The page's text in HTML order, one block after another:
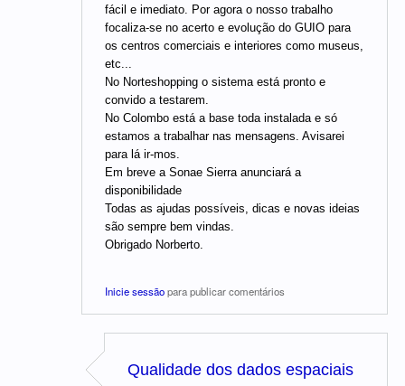
fácil e imediato. Por agora o nosso trabalho
focaliza-se no acerto e evolução do GUIO para
os centros comerciais e interiores como museus,
etc...
No Norteshopping o sistema está pronto e
convido a testarem.
No Colombo está a base toda instalada e só
estamos a trabalhar nas mensagens. Avisarei
para lá ir-mos.
Em breve a Sonae Sierra anunciará a
disponibilidade
Todas as ajudas possíveis, dicas e novas ideias
são sempre bem vindas.
Obrigado Norberto.
Inicie sessãopara publicar comentários
Qualidade dos dados espaciais